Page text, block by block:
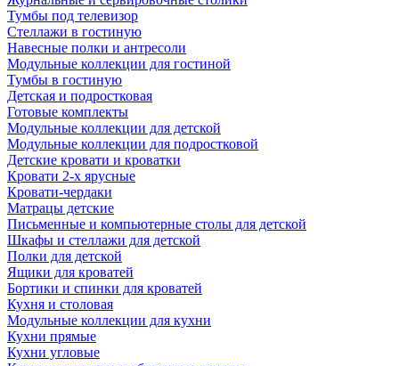
Тумбы под телевизор
Стеллажи в гостиную
Навесные полки и антресоли
Модульные коллекции для гостиной
Тумбы в гостиную
Детская и подростковая
Готовые комплекты
Модульные коллекции для детской
Модульные коллекции для подростковой
Детские кровати и кроватки
Кровати 2-х ярусные
Кровати-чердаки
Матрацы детские
Письменные и компьютерные столы для детской
Шкафы и стеллажи для детской
Полки для детской
Ящики для кроватей
Бортики и спинки для кроватей
Кухня и столовая
Модульные коллекции для кухни
Кухни прямые
Кухни угловые